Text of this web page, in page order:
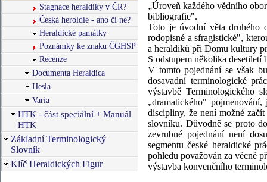
Stagnace heraldiky v ČR?
Česká heroldie - ano či ne?
Heraldické památky
Poznámky ke znaku ČGHSP
Recenze
Documenta Heraldica
Hesla
Varia
HTK - část speciální + Manuál
HTK
Základní Terminologický
Slovník
Klíč Heraldických Figur
„Úroveň každého vědního
bibliografie".
Toto je úvodní věta druhého
rodopisné a sfragistické",
a heraldiků při Domu kultury
S odstupem několika
V tomto pojednání se však
dosavadní terminologické
výstavbě Terminologického
„dramatického"
discipliny, že není možné
slovníku. Důvodně se proto
zevrubné pojednání není
segmentu české heraldické
pohledu považován za věcně
výstavba konvenčního